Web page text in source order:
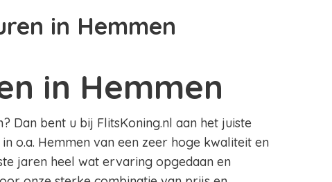
in Hemmen
in Hemmen
Dan bent u bij FlitsKoning.nl aan het juiste
o.a. Hemmen van een zeer hoge kwaliteit en
jaren heel wat ervaring opgedaan en